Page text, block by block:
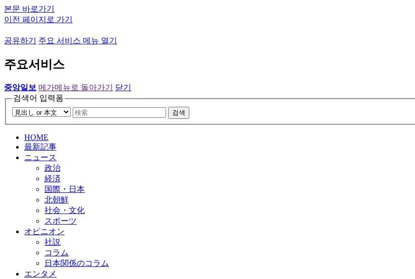
본문 바로가기
이전 페이지로 가기
공유하기 주요 서비스 메뉴 열기
주요서비스
중앙일보 메가메뉴로 돌아가기
닫기
검색어 입력폼
검색
HOME
最新記事
ニュース
政治
経済
国際・日本
北朝鮮
社会・文化
スポーツ
オピニオン
社説
コラム
日本関係のコラム
エンタメ